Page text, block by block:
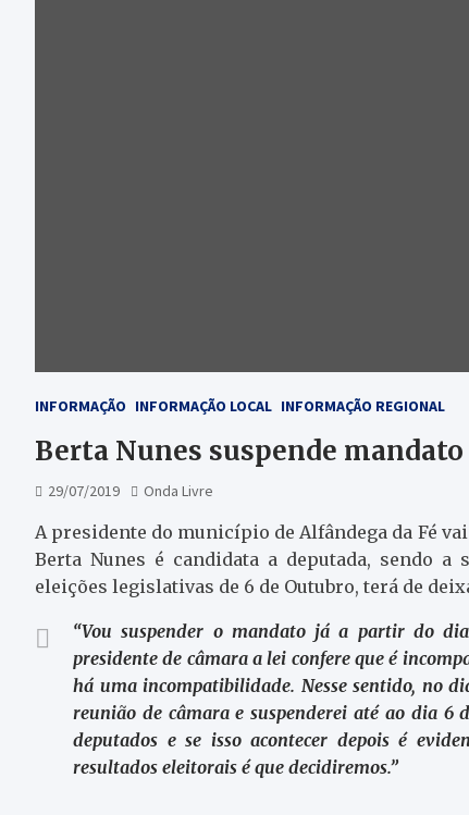
INFORMAÇÃO INFORMAÇÃO LOCAL INFORMAÇÃO REGIONAL
Berta Nunes suspende
29/07/2019 Onda Livre
A presidente do município de Alfândega da Fé
Berta Nunes é candidata a deputada, sendo
eleições legislativas de 6 de Outubro, terá de
“Vou suspender o mandato já a partir do
presidente de câmara a lei confere que é
há uma incompatibilidade. Nesse sentido, no
reunião de câmara e suspenderei até ao dia 6
deputados e se isso acontecer depois é
resultados eleitorais é que decidiremos.”